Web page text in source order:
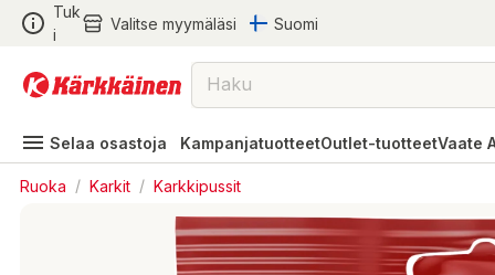
Tuk
i
Valitse myymäläsi Suomi
Selaa osastoja KampanjatuotteetOutlet-tuotteetVaate
Ruoka / Karkit / Karkkipussit